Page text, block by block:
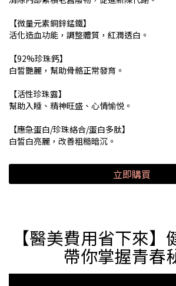
【微量元素銅鋅錳鐵】
活化造血功能，調整體質，紅潤透白。
【92%珍珠鈣】
白皙艷麗，幫助骨骼正常發育。
【活性珍珠露】
幫助入睡、精神旺盛、心情愉悦。
【應急蛋白/珍珠絡合/蛋白多肽】
白皙白亮麗，改善粗糙暗沉。
立即購買
【醫美費用省下來】
帶你掌握青春